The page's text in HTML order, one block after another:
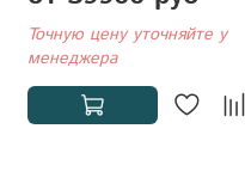
Точную цену уточняйте у
менеджера